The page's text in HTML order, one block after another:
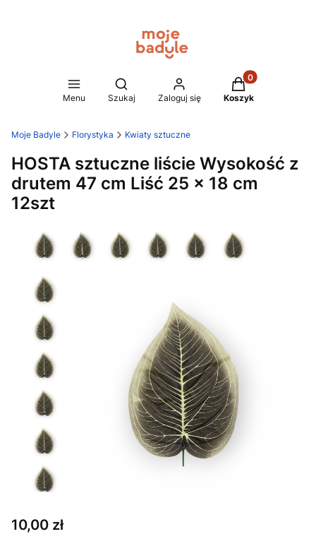
Menu
Otwórz wyszukiwarkę
Szukaj Zaloguj się
Produkty w
Koszyk
Moje Badyle Florystyka Kwiaty sztuczne
HOSTA sztuczne liście Wysokość z
drutem 47 cm Liść 25 x 18 cm
12szt
Cena
10,00 zł